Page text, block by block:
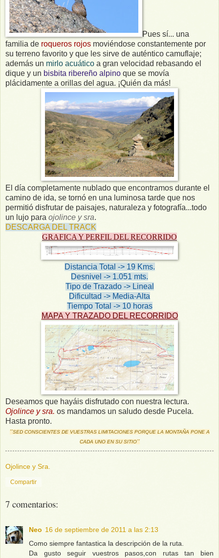
Pues sí... una
familia de roqueros rojos moviéndose constantemente por
su terreno favorito y que les sirve de auténtico camuflaje;
además un mirlo acuático a gran velocidad rebasando el
dique y un bisbita ribereño alpino que se movía
plácidamente a orillas del agua. ¡Quién da más!
El día completamente nublado que encontramos durante el
camino de ida, se tornó en una luminosa tarde que nos
permitió disfrutar de paisajes, naturaleza y fotografía...todo
un lujo para ojolince y sra.
DESCARGA DEL TRACK
GRAFICA Y PERFIL DEL RECORRIDO
Distancia Total -> 19 Kms.
Desnivel -> 1.051 mts.
Tipo de Trazado -> Lineal
Dificultad -> Media-Alta
Tiempo Total -> 10 horas
MAPA Y TRAZADO DEL RECORRIDO
Deseamos que hayáis disfrutado con nuestra lectura.
Ojolince y sra. os mandamos un saludo desde Pucela.
Hasta pronto.
´´SED CONSCIENTES DE VUESTRAS LIMITACIONES PORQUE LA MONTAÑA PONE A
CADA UNO EN SU SITIO´´
Ojolince y Sra.
Compartir
7 comentarios:
Neo 16 de septiembre de 2011 a las 2:13
Como siempre fantastica la descripción de la ruta.
Da gusto seguir vuestros pasos,con rutas tan bien